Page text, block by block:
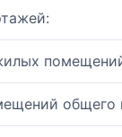
общего